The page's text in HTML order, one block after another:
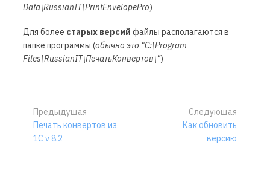
Data\RussianIT\PrintEnvelopePro)
Для более старых версий файлы располагаются в
папке программы (обычно это "C:\Program
Files\RussianIT\ПечатьКонвертов\")
Предыдущая
Печать конвертов из
1С v 8.2
Следующая
Как обновить
версию